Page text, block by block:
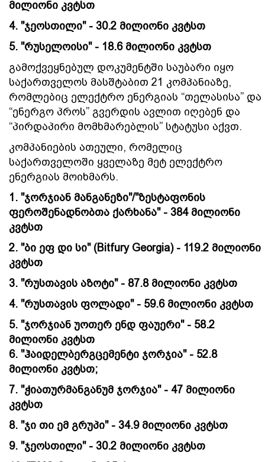
მილიონი კვტსთ
4. "ჯეოსთილი" - 30.2 მილიონი კვტსთ
5. "რუსელოისი" - 18.6 მილიონი კვტსთ
გამოქვეყნებულ დოკუმენტში საუბარი იყო
საქართველოს მასშტაბით 21 კომპანიაზე,
რომლებიც ელექტრო ენერგიას “თელასისა” და
“ენერგო პროს” გვერდის ავლით იღებენ და
“პირდაპირი მომხმარებლის” სტატუსი აქვთ.
კომპანიების ათეული, რომელიც
საქართველოში ყველაზე მეტ ელექტრო
ენერგიას მოიხმარს.
1. "ჯორჯიან მანგანეზი"/"ზესტაფონის
ფეროშენადნობთა ქარხანა" - 384 მილიონი
კვტსთ
2. "ბი ეფ დი სი" (Bitfury Georgia) - 119.2 მილიონი
კვტსთ
3. "რუსთავის აზოტი" - 87.8 მილიონი კვტსთ
4. "რუსთავის ფოლადი" - 59.6 მილიონი კვტსთ
5. "ჯორჯიან უოთერ ენდ ფაუერი" - 58.2
მილიონი კვტსთ
6. "ჰაიდელბერგცემენტი ჯორჯია" - 52.8
მილიონი კვტსთ;
7. "ჭიათურმანგანუმ ჯორჯია" - 47 მილიონი
კვტსთ
8. "ჯი თი ემ გრუპი" - 34.9 მილიონი კვტსთ
9. "ჯეოსთილი" - 30.2 მილიონი კვტსთ